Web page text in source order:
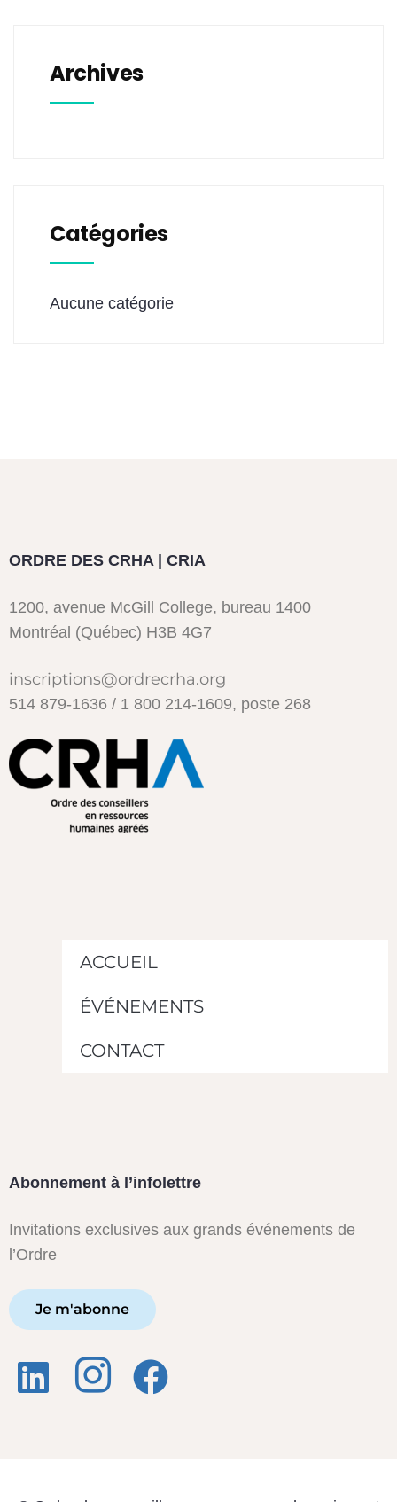
Archives
Catégories
Aucune catégorie
ORDRE DES CRHA | CRIA
1200, avenue McGill College, bureau 1400
Montréal (Québec) H3B 4G7
inscriptions@ordrecrha.org
514 879-1636 / 1 800 214-1609, poste 268
ACCUEIL
ÉVÉNEMENTS
CONTACT
Abonnement à l’infolettre
Invitations exclusives aux grands événements de
l’Ordre
Je m'abonne